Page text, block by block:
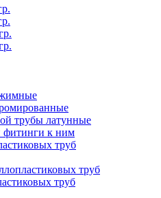
трубы латунные
фитинги к ним
труб
труб
труб